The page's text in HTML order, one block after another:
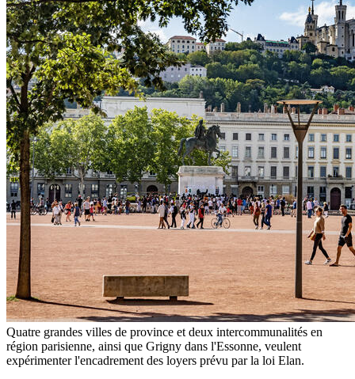
Quatre grandes villes de province et deux intercommunalités en
région parisienne, ainsi que Grigny dans l'Essonne, veulent
expérimenter l'encadrement des loyers prévu par la loi Elan.